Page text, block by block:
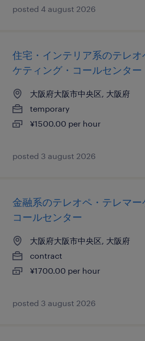
posted 4 august 2026
住宅・インテリア系のテレオ
ケティング・コールセンター
大阪府大阪市中央区, 大阪府
temporary
¥1500.00 per hour
posted 3 august 2026
金融系のテレオペ・テレマー
コールセンター
大阪府大阪市中央区, 大阪府
contract
¥1700.00 per hour
posted 3 august 2026